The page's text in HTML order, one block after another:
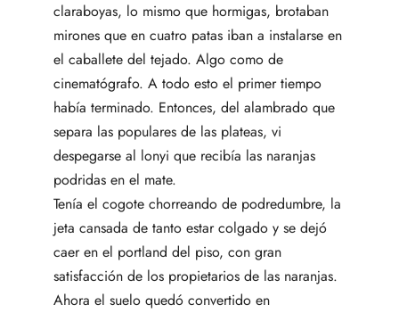
claraboyas, lo mismo que hormigas, brotaban
mirones que en cuatro patas iban a instalarse en
el caballete del tejado. Algo como de
cinematógrafo. A todo esto el primer tiempo
había terminado. Entonces, del alambrado que
separa las populares de las plateas, vi
despegarse al lonyi que recibía las naranjas
podridas en el mate.
Tenía el cogote chorreando de podredumbre, la
jeta cansada de tanto estar colgado y se dejó
caer en el portland del piso, con gran
satisfacción de los propietarios de las naranjas.
Ahora el suelo quedó convertido en